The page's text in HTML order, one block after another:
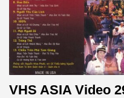
VHS ASIA Video